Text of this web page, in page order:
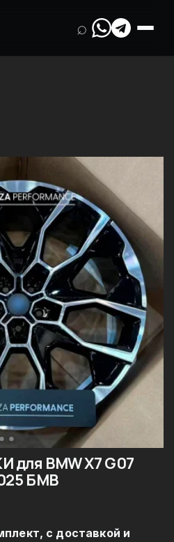
⌕
BMW X7 G07
БМВ
с доставкой и